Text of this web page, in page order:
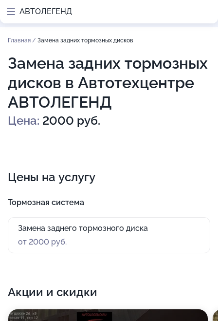
АВТОЛЕГЕНД
Главная / Замена задних тормозных дисков
Замена задних тормозных
дисков в Автотехцентре
АВТОЛЕГЕНД
Цена: 2000 руб.
Цены на услугу
Тормозная система
Замена заднего тормозного диска
от 2000 руб.
Акции и скидки